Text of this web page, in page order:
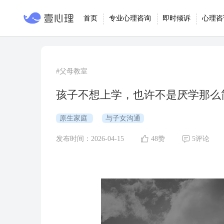
首页 专业心理咨询 即时倾诉 心理
#父母教室
孩子不想上学，也许不是厌学那么
原生家庭 与子女沟通
发布时间：2026-04-15 48赞 5评论